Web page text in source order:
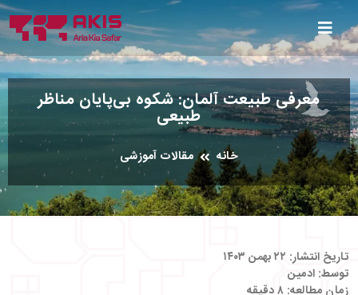
معرفی طبیعت آلمان: شکوه بی‌پایان مناظر
طبیعی
خانه مقالات آموزشی
تاریخ انتشار: ۲۲ بهمن ۱۴۰۳
توسط: ادمین
زمان مطالعه: ۸دقیقه